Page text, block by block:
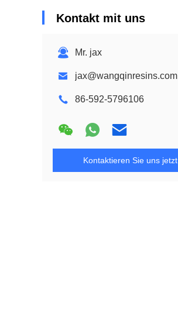
Kontakt mit uns
Mr. jax
jax@wangqinresins.com
86-592-5796106
Kontaktieren Sie uns jetzt